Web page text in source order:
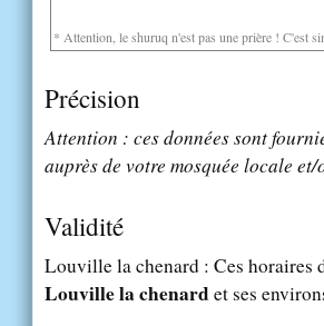
* Attention, le shuruq n'est pas une prière ! C'est
Précision
Attention : ces données sont
auprès de votre mosquée locale
Validité
Louville la chenard : Ces horaires
Louville la chenardet ses